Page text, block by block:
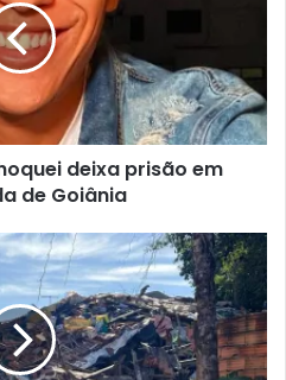
deixa prisão em
de Goiânia